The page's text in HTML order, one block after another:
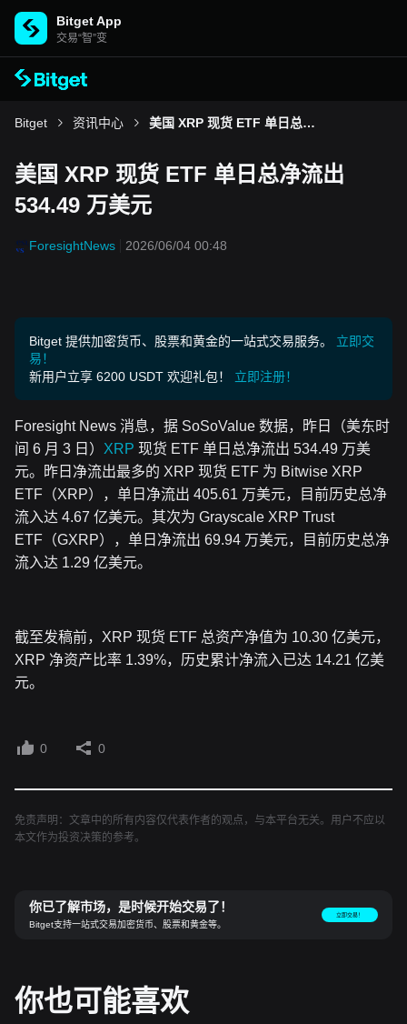
Bitget App
交易“智”变
Bitget 资讯中心 美国 XRP 现货 ETF 单日总净流出 534.49 万美元
美国 XRP 现货 ETF 单日总净流出
534.49 万美元
ForesightNews 2026/06/04 00:48
Bitget 提供加密货币、股票和黄金的一站式交易服务。
立即交
易！
新用户立享 6200 USDT 欢迎礼包！
立即注册！
Foresight News 消息，据 SoSoValue 数据，昨日（美东时
间 6 月 3 日） XRP 现货 ETF 单日总净流出 534.49 万美
元。昨日净流出最多的 XRP 现货 ETF 为 Bitwise XRP
ETF（XRP），单日净流出 405.61 万美元，目前历史总净
流入达 4.67 亿美元。其次为 Grayscale XRP Trust
ETF（GXRP），单日净流出 69.94 万美元，目前历史总净
流入达 1.29 亿美元。
截至发稿前，XRP 现货 ETF 总资产净值为 10.30 亿美元，
XRP 净资产比率 1.39%，历史累计净流入已达 14.21 亿美
元。
0 0
免责声明：文章中的所有内容仅代表作者的观点，与本平台无关。用户不应以
本文作为投资决策的参考。
你已了解市场，是时候开始交易了！
Bitget支持一站式交易加密货币、股票和黄金等。
立即交易！
你也可能喜欢